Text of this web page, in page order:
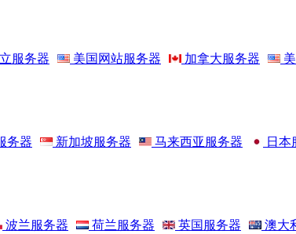
服务器 美国网站服务器 加拿大服务器
务器 新加坡服务器 马来西亚服务器 日本
波兰服务器 荷兰服务器 英国服务器 澳大